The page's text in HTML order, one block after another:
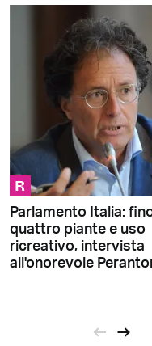
R
Parlamento Italia:
quattro piante e uso
ricreativo, intervista
all'onorevole